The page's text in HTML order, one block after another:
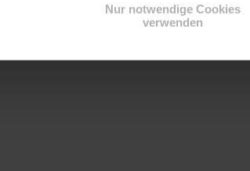
Nur notwendige Cookies
verwenden